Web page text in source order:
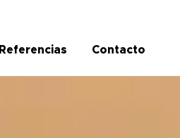
Referencias Contacto